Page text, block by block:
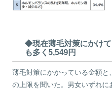
◆現在薄毛対策にかけ
も多く5,549円
薄毛対策にかかっている金額
の上限を聞いた。男女いずれ